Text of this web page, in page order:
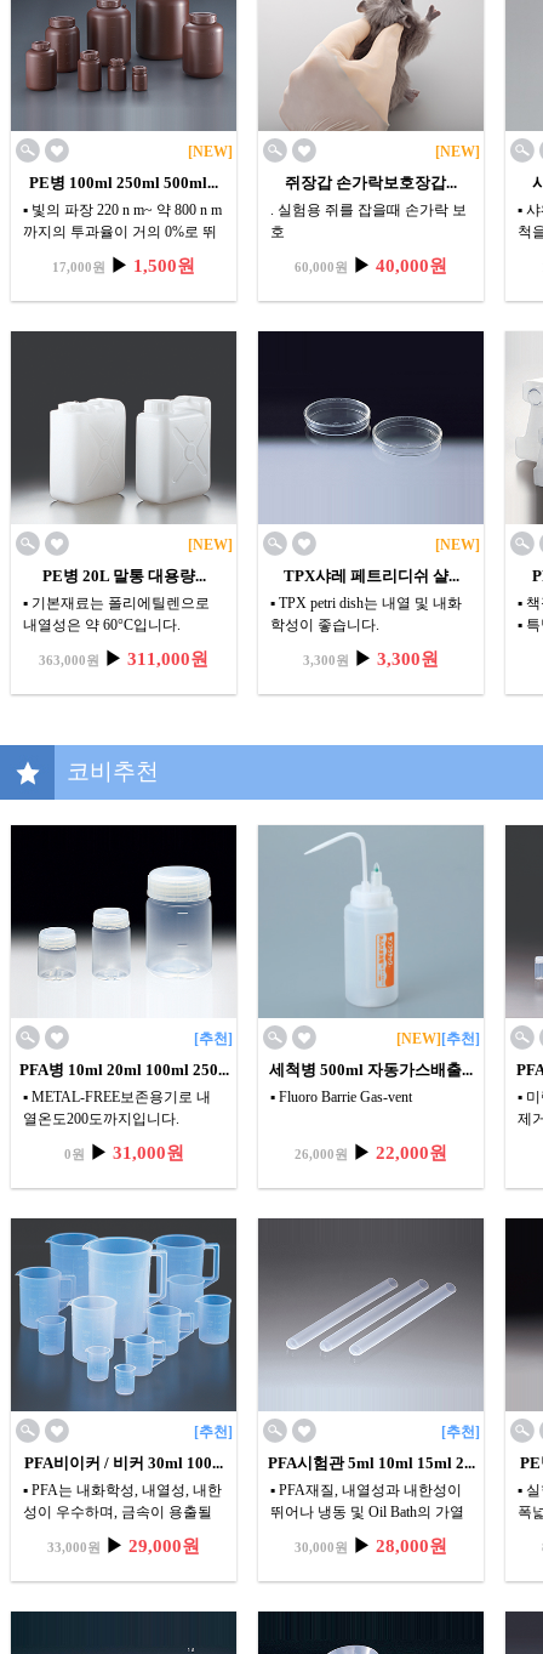
[NEW]
PE병 100ml 250ml 500ml...
▪ 빛의 파장 220 n m~ 약 800 n m
까지의 투과율이 거의 0%로 뛰
어난 차광성을 가지고 있습니
▪ PE BOTTLE WIDE MOUTH, B
17,000원 ▶ 1,500원
[NEW]
쥐장갑 손가락보호장갑...
. 실험용 쥐를 잡을때 손가락 보
호
. 소가죽, 아라미드 섬유보강 재
. 엄지 검지 보호용
60,000원 ▶ 40,000원
▪
척
[NEW]
PE병 20L 말통 대용량...
▪ 기본재료는 폴리에틸렌으로
내열성은 약 60°C입니다.
▪ FLUORO BARRIER PE TANK
(Waste Fluid Tank)
363,000원 ▶ 311,000원
[NEW]
TPX샤레 페트리디쉬 샬...
▪ TPX petri dish는 내열 및 내화
학성이 좋습니다.
3,300원 ▶ 3,300원
▪
▪
코비추천
[추천]
PFA병 10ml 20ml 100ml 250...
▪ METAL-FREE보존용기로 내
열온도200도까지입니다.
▪ 반도체,유기체분석 및 화학산
업분야0원 ▶ 31,000원
[추천]
[NEW]
세척병 500ml 자동가스배출...
▪ Fluoro Barrie Gas-vent
26,000원 ▶ 22,000원
▪
제
룸
[추천]
PFA비이커 / 비커 30ml 100...
▪ PFA는 내화학성, 내열성, 내한
성이 우수하며, 금속이 용출될
우려가 적어 미량분석등에 적합
Sanplatec
33,000원 ▶ 29,000원
[추천]
PFA시험관 5ml 10ml 15ml 2...
▪ PFA재질, 내열성과 내한성이
뛰어나 냉동 및 Oil Bath의 가열
▪ 대부분의 화학물질에 뛰어난
내화학성을 가지고 있습니다.
30,000원 ▶ 28,000원
▪
폭
,10L